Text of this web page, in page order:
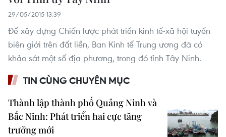
29/05/2015 13:39
Để xây dựng Chiến lược phát triển kinh tế-xã hội tuyến
biên giới trên đất liền, Ban Kinh tế Trung ương đã có
khảo sát một số địa phương, trong đó tỉnh Tây Ninh.
TIN CÙNG CHUYÊN MỤC
Thành lập thành phố Quảng Ninh và
Bắc Ninh: Phát triển hai cực tăng
trưởng mới